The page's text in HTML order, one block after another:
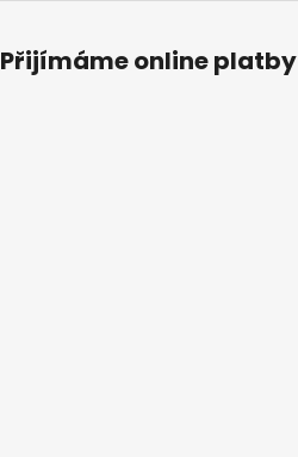
Přijímáme online platby